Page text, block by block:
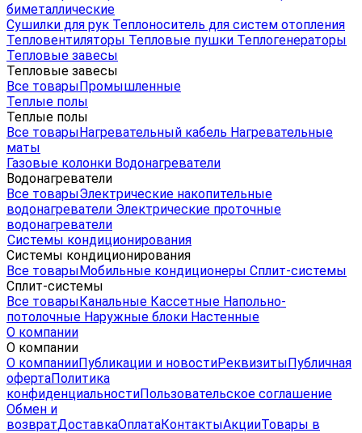
биметаллические
Сушилки для рук Теплоноситель для систем отопления
Тепловентиляторы Тепловые пушки Теплогенераторы
Тепловые завесы
Тепловые завесы
Все товарыПромышленные
Теплые полы
Теплые полы
Все товарыНагревательный кабель Нагревательные
маты
Газовые колонки Водонагреватели
Водонагреватели
Все товарыЭлектрические накопительные
водонагреватели Электрические проточные
водонагреватели
Системы кондиционирования
Системы кондиционирования
Все товарыМобильные кондиционеры Сплит-системы
Сплит-системы
Все товарыКанальные Кассетные Напольно-
потолочные Наружные блоки Настенные
О компании
О компании
О компанииПубликации и новостиРеквизитыПубличная
офертаПолитика
конфиденциальностиПользовательское соглашение
Обмен и
возвратДоставкаОплатаКонтактыАкцииТовары в